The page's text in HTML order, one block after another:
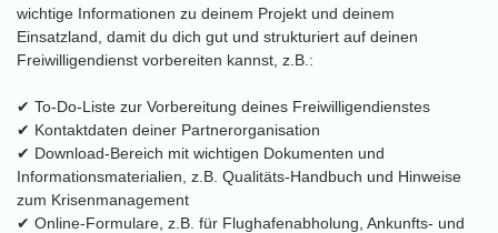
wichtige Informationen zu deinem Projekt und deinem
Einsatzland, damit du dich gut und strukturiert auf deinen
Freiwilligendienst vorbereiten kannst, z.B.:
✔ To-Do-Liste zur Vorbereitung deines Freiwilligendienstes
✔ Kontaktdaten deiner Partnerorganisation
✔ Download-Bereich mit wichtigen Dokumenten und
Informationsmaterialien, z.B. Qualitäts-Handbuch und Hinweise
zum Krisenmanagement
✔ Online-Formulare, z.B. für Flughafenabholung, Ankunfts- und